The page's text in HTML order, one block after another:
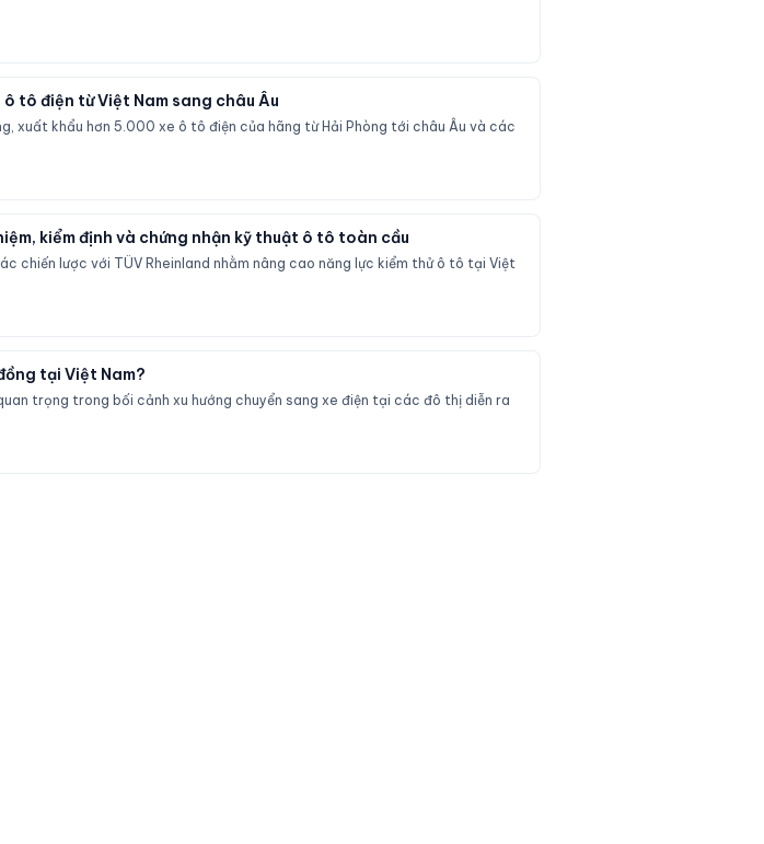
tô điện từ Việt Nam sang châu Âu
xuất khẩu hơn 5.000 xe ô tô điện của hãng từ Hải Phòng tới châu Âu và các
kiểm định và chứng nhận kỹ thuật ô tô toàn cầu
chiến lược với TÜV Rheinland nhằm nâng cao năng lực kiểm thử ô tô tại Việt
tại Việt Nam?
trọng trong bối cảnh xu hướng chuyển sang xe điện tại các đô thị diễn ra